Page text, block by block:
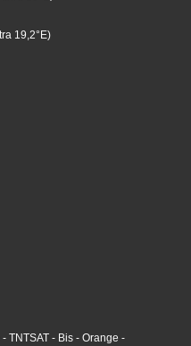
19,2°E)
- TNTSAT - Bis - Orange -